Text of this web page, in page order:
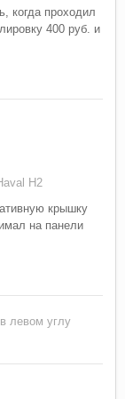
когда проходил
400 руб. и
H2
крышку
на панели
левом углу